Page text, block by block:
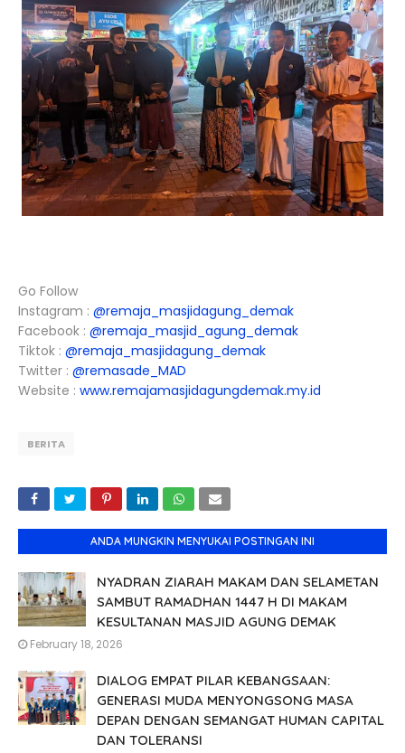
Go Follow
Instagram : @remaja_masjidagung_demak
Facebook : @remaja_masjid_agung_demak
Tiktok : @remaja_masjidagung_demak
Twitter : @remasade_MAD
Website : www.remajamasjidagungdemak.my.id
BERITA
ANDA MUNGKIN MENYUKAI POSTINGAN INI
NYADRAN ZIARAH MAKAM DAN SELAMETAN
SAMBUT RAMADHAN 1447 H DI MAKAM
KESULTANAN MASJID AGUNG DEMAK
February 18, 2026
DIALOG EMPAT PILAR KEBANGSAAN:
GENERASI MUDA MENYONGSONG MASA
DEPAN DENGAN SEMANGAT HUMAN CAPITAL
DAN TOLERANSI